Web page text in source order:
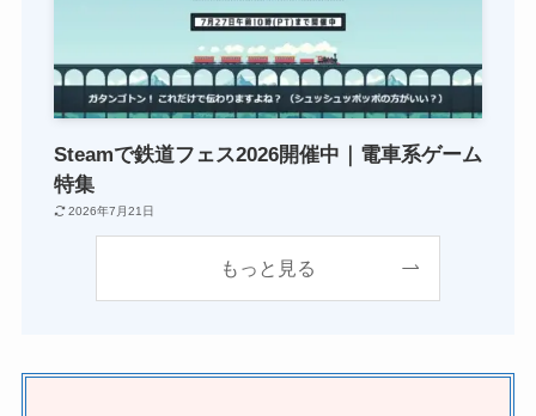
Steamで鉄道フェス2026開催中｜電車系ゲーム
特集
2026年7月21日
もっと見る